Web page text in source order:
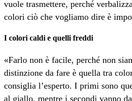
vuole trasmettere, perché
colori ciò che vogliamo dire è
I colori caldi e quelli freddi
«Farlo non è facile, perché non
distinzione da fare è quella tra
consiglia l’esperto. I primi sono
al giallo, mentre i secondi vanno